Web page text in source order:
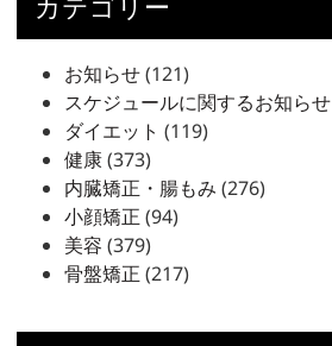
カテゴリー
お知らせ(121)
スケジュールに関するお知らせ
ダイエット (119)
健康(373)
内臓矯正・腸もみ (276)
小顔矯正 (94)
美容 (379)
骨盤矯正 (217)